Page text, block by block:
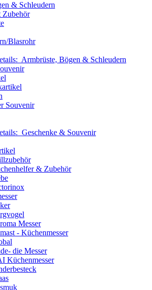
& Schleudern
Zubehör
Blasrohr
Armbrüste, Bögen & Schleudern
Souvenir
Geschenke & Souvenir
& Zubehör
Messer
- Küchenmesser
die Messer
Küchenmesser